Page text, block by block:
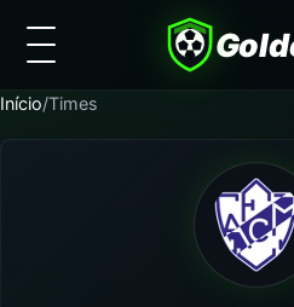
Início/Times